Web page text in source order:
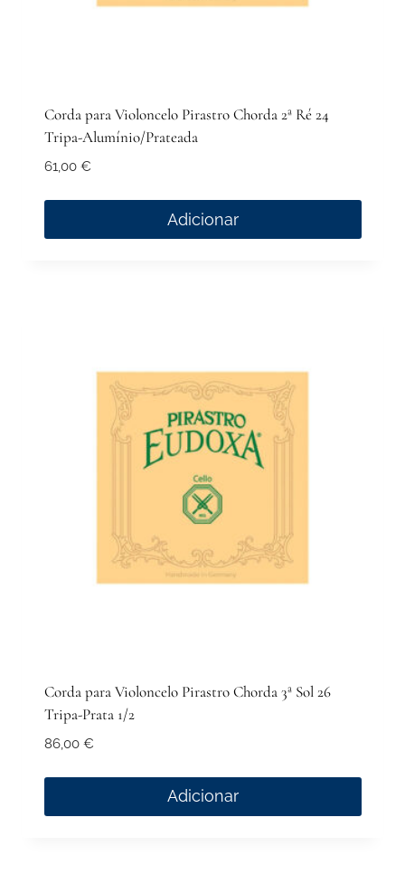
Corda para Violoncelo Pirastro Chorda 2ª Ré 24
Tripa-Alumínio/Prateada
61,00 €
Adicionar
Corda para Violoncelo Pirastro Chorda 3ª Sol 26
Tripa-Prata 1/2
86,00 €
Adicionar